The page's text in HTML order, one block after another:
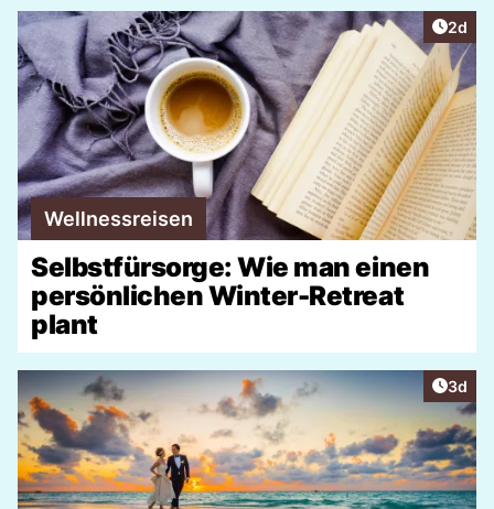
2d
Wellnessreisen
Selbstfürsorge: Wie man einen
persönlichen Winter-Retreat
plant
3d